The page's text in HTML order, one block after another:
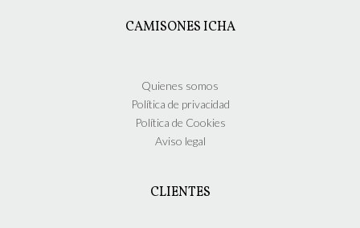
opciones
elegir
de
CAMISONES ICHA
Quienes somos
Política de privacidad
Política de Cookies
Aviso legal
CLIENTES